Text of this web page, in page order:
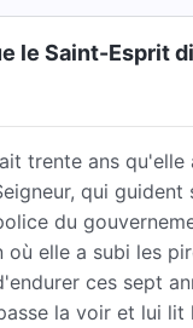
le Saint-Esprit
trente ans qu'elle
qui guident
du
elle a subi les
ces sept
la voir et lui lit